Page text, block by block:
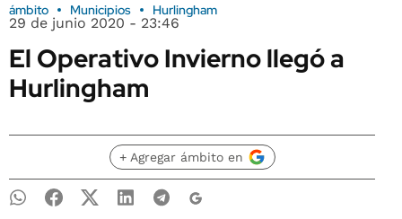
ámbito Municipios Hurlingham
29 de junio 2020 - 23:46
El Operativo Invierno llegó a
Hurlingham
+ Agregar ámbito en